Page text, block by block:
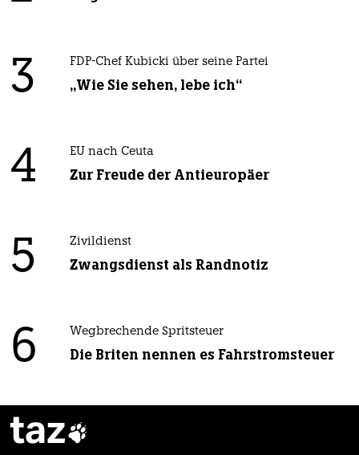
3 FDP-Chef Kubicki über seine Partei
„Wie Sie sehen, lebe ich“
4 EU nach Ceuta
Zur Freude der Antieuropäer
5 Zivildienst
Zwangsdienst als Randnotiz
6 Wegbrechende Spritsteuer
Die Briten nennen es Fahrstromsteuer
taz